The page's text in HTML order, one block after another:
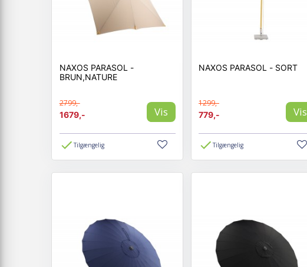
NAXOS PARASOL -
BRUN,NATURE
2799,-
1679,-
Vis
Tilgængelig
NAXOS PARASOL - SORT
1299,-
779,-
Vis
Tilgængelig